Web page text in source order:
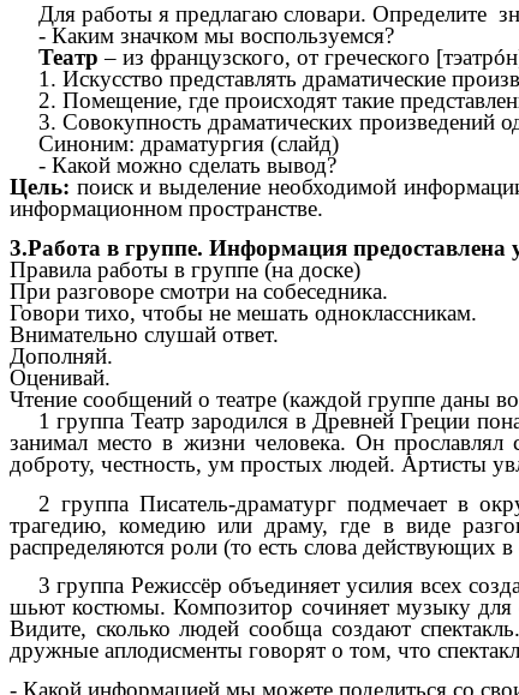
Для работы я предлагаю словари. Определите
- Каким значком мы воспользуемся?
Театр – из французского, от греческого
1. Искусство представлять драматические
2. Помещение, где происходят такие
3. Совокупность драматических произведений
Синоним: драматургия (слайд)
- Какой можно сделать вывод?
Цель: поиск и выделение необходимой
информационном пространстве.
3.Работа в группе. Информация предоставлена
Правила работы в группе (на доске)
При разговоре смотри на собеседника.
Говори тихо, чтобы не мешать одноклассникам.
Внимательно слушай ответ.
Дополняй.
Оценивай.
Чтение сообщений о театре (каждой группе даны
1 группа Театр зародился в Древней Греции
занимал место в жизни человека. Он прославлял
доброту, честность, ум простых людей. Артисты
2 группа Писатель-драматург подмечает в
трагедию, комедию или драму, где в виде
распределяются роли (то есть слова
3 группа Режиссёр объединяет усилия всех
шьют костюмы. Композитор сочиняет музыку для
Видите, сколько людей сообща создают
дружные аплодисменты говорят о том, что
- Какой информацией мы можете поделиться со